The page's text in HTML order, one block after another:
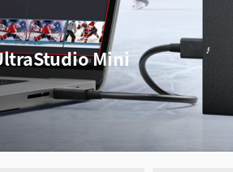
Mini